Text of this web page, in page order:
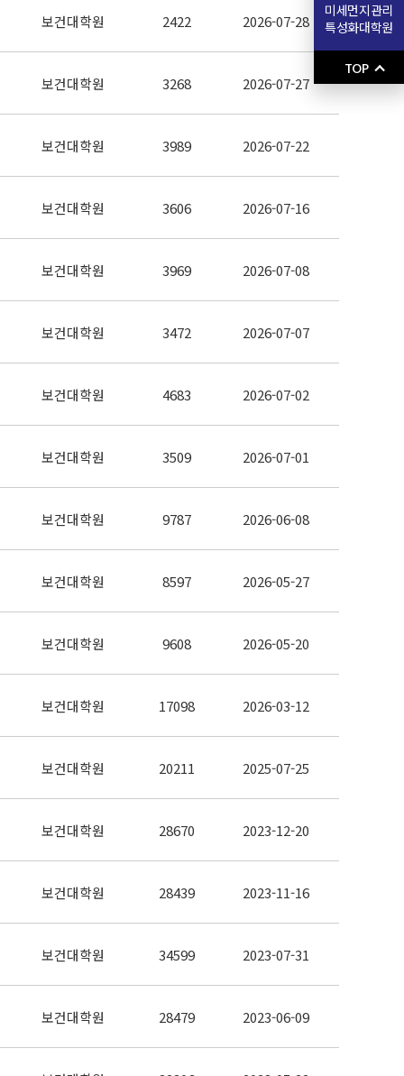
보건대학원 2422 2026-07-28
보건대학원 3268 2026-07-27
보건대학원 3989 2026-07-22
보건대학원 3606 2026-07-16
보건대학원 3969 2026-07-08
보건대학원 3472 2026-07-07
보건대학원 4683 2026-07-02
보건대학원 3509 2026-07-01
보건대학원 9787 2026-06-08
보건대학원 8597 2026-05-27
보건대학원 9608 2026-05-20
보건대학원 17098 2026-03-12
보건대학원 20211 2025-07-25
보건대학원 28670 2023-12-20
보건대학원 28439 2023-11-16
보건대학원 34599 2023-07-31
보건대학원 28479 2023-06-09
미세먼지관리
특성화대학원
TOP